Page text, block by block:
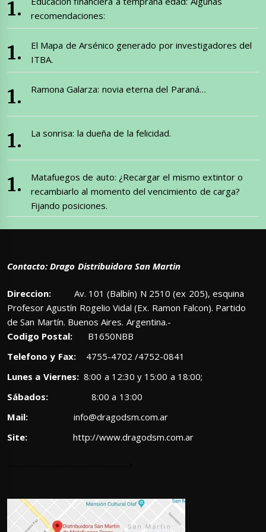
recomendaciones:
El Mapa de Arsénico generado por investigadores del
ITBA.
Ramona Galarza: novia eterna del Paraná…
La sonrisa: la dueña de la felicidad.
Matafuegos de auto: ¿Recargar el mismo extintor o
recambiarlo al momento del vencimiento de carga?
Fijando posiciones.
Contacto: Drago Distribuidora San Martin
Direccion: Av. 101 (Balbín) N 2510 (ex 205), esquina
Profesor Agustín Rogelio Vidal (Ex. Ramon Falcon). Partido
de San Martín. Buenos Aires. Argentina.-
Codigo Postal: B1650NBB
Telefono y Fax:4755-4702 /4752-0841
Lunes a Viernes:8:00 a 12:30 y 15:00 a 18:00;
Sábados: 8:00 a 13:00
Mail:
info@dragodsm.com.ar
Site:
http://www.dragodsm.com.ar